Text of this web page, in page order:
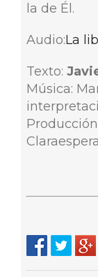
la de Él.
Audio:La
Texto:
Música: